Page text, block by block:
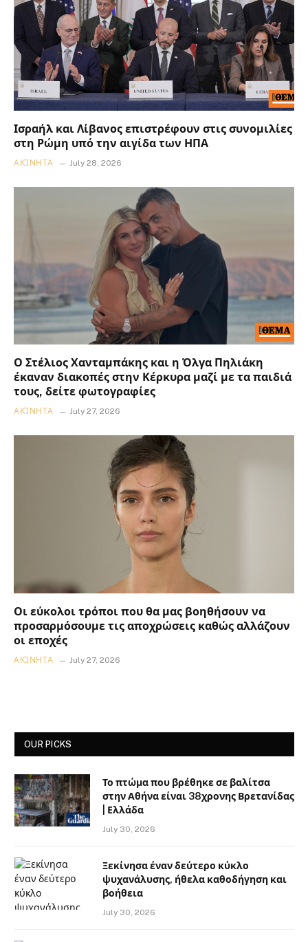
Ισραήλ και Λίβανος επιστρέφουν στις συνομιλίες
στη Ρώμη υπό την αιγίδα των ΗΠΑ
ΑΚΊΝΗΤΑ July 28, 2026
Ο Στέλιος Χανταμπάκης και η Όλγα Πηλιάκη
έκαναν διακοπές στην Κέρκυρα μαζί με τα παιδιά
τους, δείτε φωτογραφίες
ΑΚΊΝΗΤΑ July 27, 2026
Οι εύκολοι τρόποι που θα μας βοηθήσουν να
προσαρμόσουμε τις αποχρώσεις καθώς αλλάζουν
οι εποχές
ΑΚΊΝΗΤΑ July 27, 2026
OUR PICKS
Το πτώμα που βρέθηκε σε βαλίτσα
στην Αθήνα είναι 38χρονης Βρετανίδας
| Ελλάδα
July 30, 2026
Ξεκίνησα έναν δεύτερο κύκλο
ψυχανάλυσης, ήθελα καθοδήγηση και
βοήθεια
July 30, 2026